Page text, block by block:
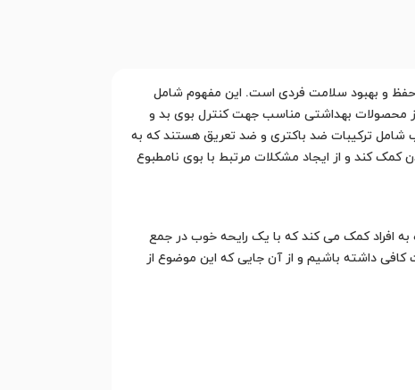
حفظ و بهبود سلامت فردی است. این مفهوم شامل
محصولات بهداشتی مناسب جهت کنترل بوی بد و
شامل ترکیبات ضد باکتری و ضد تعریق هستند که به
کند و از ایجاد مشکلات مرتبط با بوی نامطبوع
افراد کمک می کند که با یک رایحه خوب در جمع
کافی داشته باشیم و از آن جایی که این موضوع از